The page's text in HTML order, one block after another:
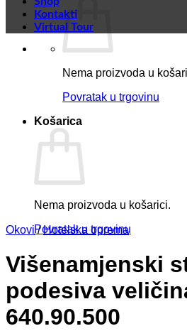
Nema proizvoda u
Povratak u trgovinu
Košarica
Nema proizvoda u košarici.
Povratak u trgovinu
Kontakti
Virtual Tour
Okovi / Hotelska oprema
Višenamjenski
podesiva
640.90.500